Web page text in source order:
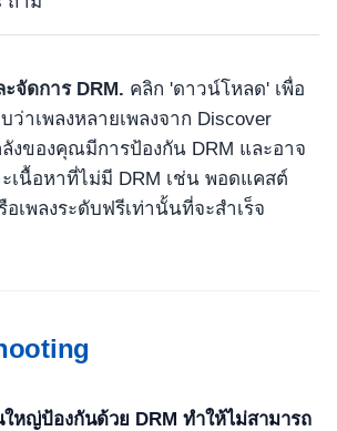
จัดการ DRM. คลิก 'ดาวน์โหลด' เพื่อ
ว่าเพลงหลายเพลงจาก Discover
งของคุณมีการป้องกัน DRM และอาจ
เนื้อหาที่ไม่มี DRM เช่น พอดแคสต์
อเพลงระดับฟรีเท่านั้นที่จะสำเร็จ
หญ่ป้องกันด้วย DRM ทำให้ไม่สามารถ